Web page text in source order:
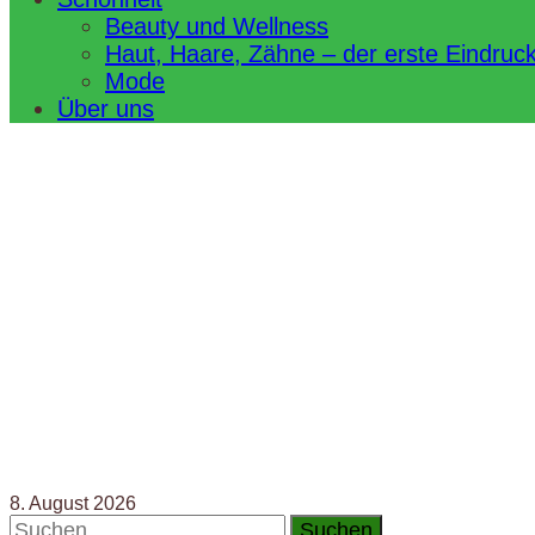
Beauty und Wellness
Haut, Haare, Zähne – der erste
Mode
Über uns
8. August 2026
Suchen